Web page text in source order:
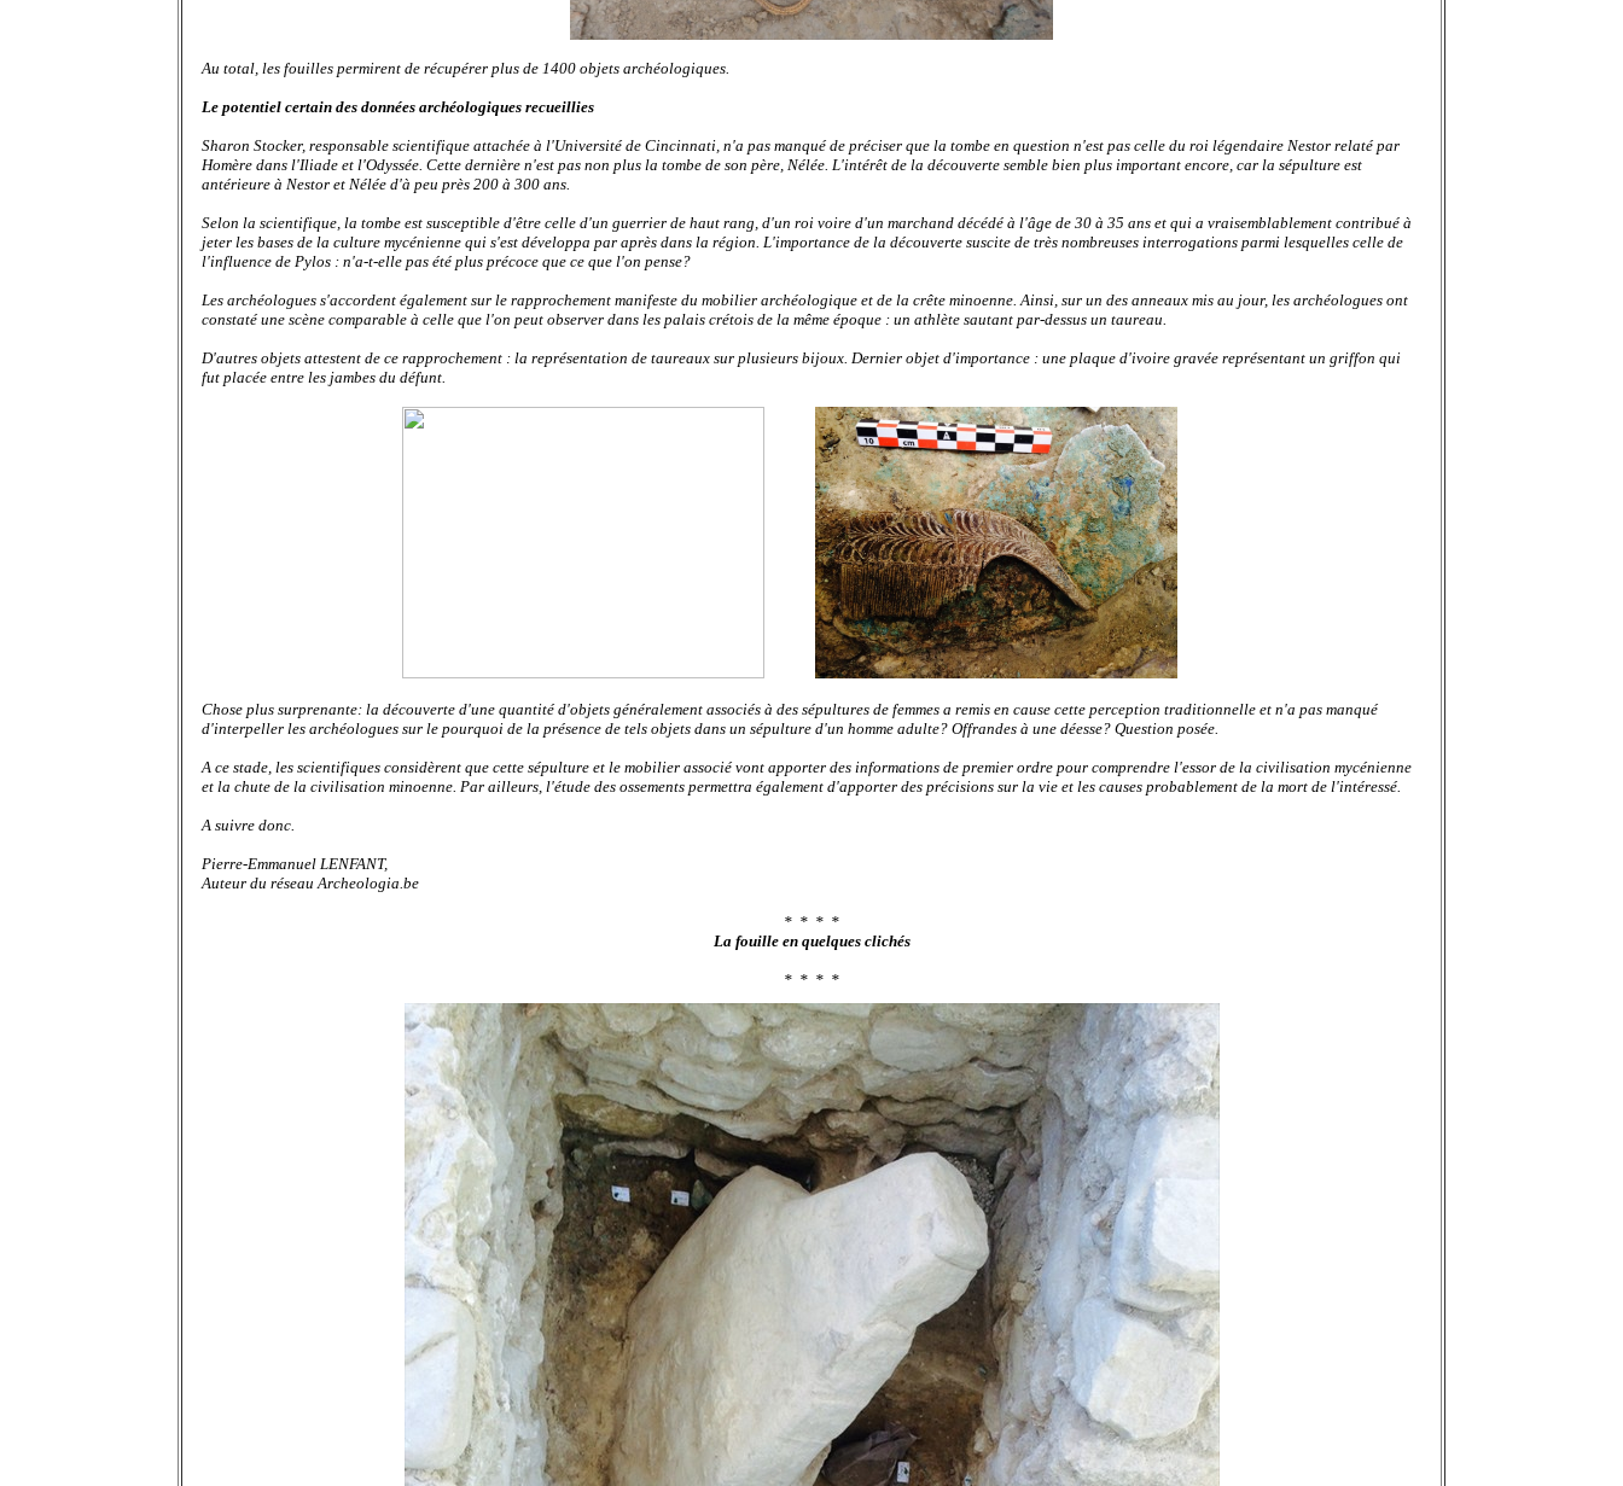
Au total, les fouilles permirent de récupérer plus de 1400 objets archéologiques.
Le potentiel certain des données archéologiques recueillies
Sharon Stocker, responsable scientifique attachée à l'Université de Cincinnati, n'a pas manqué de préciser que la tombe en question n'est pas celle du roi légendaire Nestor relaté par
Homère dans l'Iliade et l'Odyssée. Cette dernière n'est pas non plus la tombe de son père, Nélée. L'intérêt de la découverte semble bien plus important encore, car la sépulture est
antérieure à Nestor et Nélée d'à peu près 200 à 300 ans.
Selon la scientifique, la tombe est susceptible d'être celle d'un guerrier de haut rang, d'un roi voire d'un marchand décédé à l'âge de 30 à 35 ans et qui a vraisemblablement contribué à
jeter les bases de la culture mycénienne qui s'est développa par après dans la région. L'importance de la découverte suscite de très nombreuses interrogations parmi lesquelles celle de
l'influence de Pylos : n'a-t-elle pas été plus précoce que ce que l'on pense?
Les archéologues s'accordent également sur le rapprochement manifeste du mobilier archéologique et de la crête minoenne. Ainsi, sur un des anneaux mis au jour, les archéologues ont
constaté une scène comparable à celle que l'on peut observer dans les palais crétois de la même époque : un athlète sautant par-dessus un taureau.
D'autres objets attestent de ce rapprochement : la représentation de taureaux sur plusieurs bijoux. Dernier objet d'importance : une plaque d'ivoire gravée représentant un griffon qui
fut placée entre les jambes du défunt.
Chose plus surprenante: la découverte d'une quantité d'objets généralement associés à des sépultures de femmes a remis en cause cette perception traditionnelle et n'a pas manqué
d'interpeller les archéologues sur le pourquoi de la présence de tels objets dans un sépulture d'un homme adulte? Offrandes à une déesse? Question posée.
A ce stade, les scientifiques considèrent que cette sépulture et le mobilier associé vont apporter des informations de premier ordre pour comprendre l'essor de la civilisation mycénienne
et la chute de la civilisation minoenne. Par ailleurs, l'étude des ossements permettra également d'apporter des précisions sur la vie et les causes probablement de la mort de l'intéressé.
A suivre donc.
Pierre-Emmanuel LENFANT,
Auteur du réseau Archeologia.be
* * * *
La fouille en quelques clichés
* * * *